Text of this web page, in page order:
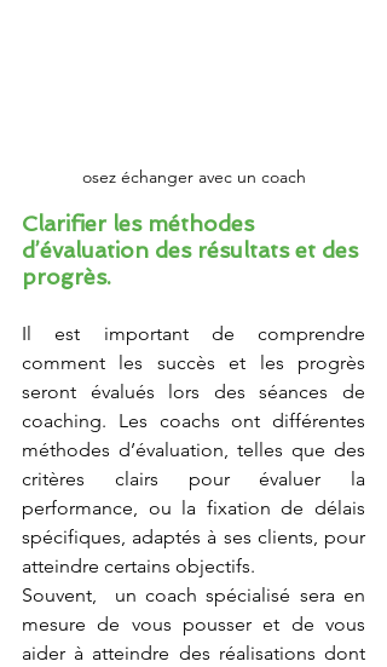
osez échanger avec un coach
Clarifier les méthodes
d’évaluation des résultats et des
progrès.
Il est important de comprendre
comment les succès et les progrès
seront évalués lors des séances de
coaching. Les coachs ont différentes
méthodes d’évaluation, telles que des
critères clairs pour évaluer la
performance, ou la fixation de délais
spécifiques, adaptés à ses clients, pour
atteindre certains objectifs.
Souvent,  un coach spécialisé sera en
mesure de vous pousser et de vous
aider à atteindre des réalisations dont